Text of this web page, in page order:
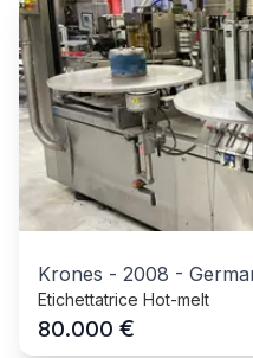
Krones - 2008 -
Etichettatrice Hot-melt
80.000 €